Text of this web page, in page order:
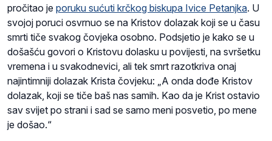
pročitao je poruku sućuti krčkog biskupa Ivice Petanjka. U
svojoj poruci osvrnuo se na Kristov dolazak koji se u času
smrti tiče svakog čovjeka osobno. Podsjetio je kako se u
došašću govori o Kristovu dolasku u povijesti, na svršetku
vremena i u svakodnevici, ali tek smrt razotkriva onaj
najintimniji dolazak Krista čovjeku: „A onda dođe Kristov
dolazak, koji se tiče baš nas samih. Kao da je Krist ostavio
sav svijet po strani i sad se samo meni posvetio, po mene
je došao.“